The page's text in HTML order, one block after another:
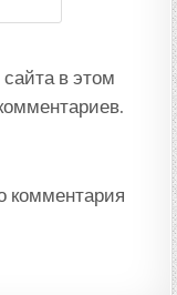
в этом
комментария